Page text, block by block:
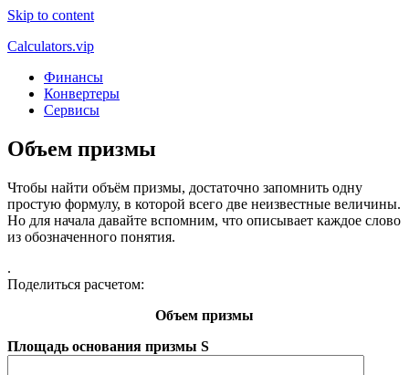
Skip to content
Calculators.vip
Финансы
Конвертеры
Сервисы
Объем призмы
Чтобы найти объём призмы, достаточно запомнить одну
простую формулу, в которой всего две неизвестные величины.
Но для начала давайте вспомним, что описывает каждое слово
из обозначенного понятия.
.
Поделиться расчетом:
Объем призмы
Площадь основания призмы S